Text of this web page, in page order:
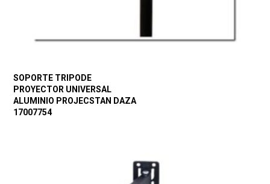
SOPORTE TRIPODE
PROYECTOR UNIVERSAL
ALUMINIO PROJECSTAN DAZA
17007754